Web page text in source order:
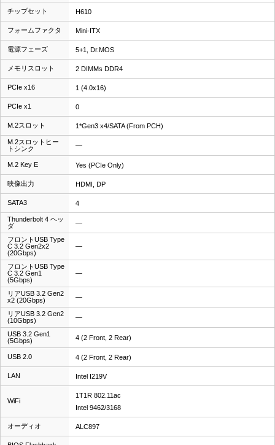
チップセット H610
フォームファクタ Mini-ITX
電源フェーズ 5+1, Dr.MOS
メモリスロット 2 DIMMs DDR4
PCIe x16 1 (4.0x16)
PCIe x1 0
M.2スロット 1*Gen3 x4/SATA (From PCH)
M.2スロットヒー
トシンク
―
M.2 Key E Yes (PCIe Only)
映像出力 HDMI, DP
SATA3 4
Thunderbolt 4 ヘッ
ダ
―
フロントUSB Type
C 3.2 Gen2x2
(20Gbps)
―
フロントUSB Type
C 3.2 Gen1
(5Gbps)
―
リアUSB 3.2 Gen2
x2 (20Gbps)
―
リアUSB 3.2 Gen2
(10Gbps)
―
USB 3.2 Gen1
(5Gbps)
4 (2 Front, 2 Rear)
USB 2.0 4 (2 Front, 2 Rear)
LAN Intel I219V
WiFi
1T1R 802.11ac
Intel 9462/3168
オーディオ ALC897